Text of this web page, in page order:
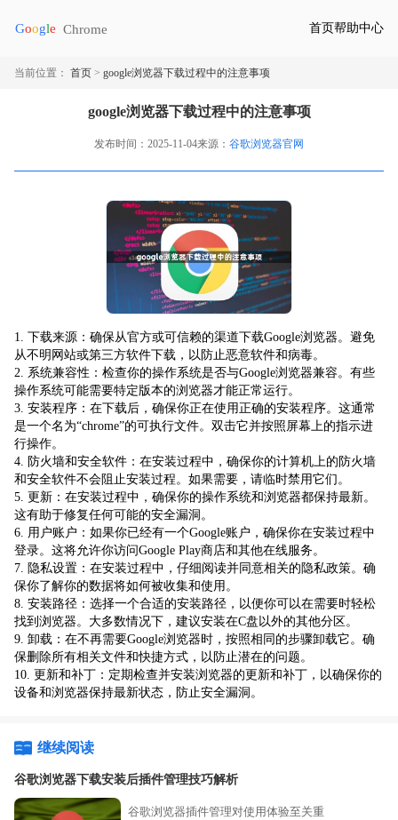
首页帮助中心
当前位置： 首页 > google浏览器下载过程中的注意事项
google浏览器下载过程中的注意事项
发布时间：2025-11-04来源： 谷歌浏览器官网
1. 下载来源：确保从官方或可信赖的渠道下载Google浏览器。避免
从不明网站或第三方软件下载，以防止恶意软件和病毒。
2. 系统兼容性：检查你的操作系统是否与Google浏览器兼容。有些
操作系统可能需要特定版本的浏览器才能正常运行。
3. 安装程序：在下载后，确保你正在使用正确的安装程序。这通常
是一个名为“chrome”的可执行文件。双击它并按照屏幕上的指示进
行操作。
4. 防火墙和安全软件：在安装过程中，确保你的计算机上的防火墙
和安全软件不会阻止安装过程。如果需要，请临时禁用它们。
5. 更新：在安装过程中，确保你的操作系统和浏览器都保持最新。
这有助于修复任何可能的安全漏洞。
6. 用户账户：如果你已经有一个Google账户，确保你在安装过程中
登录。这将允许你访问Google Play商店和其他在线服务。
7. 隐私设置：在安装过程中，仔细阅读并同意相关的隐私政策。确
保你了解你的数据将如何被收集和使用。
8. 安装路径：选择一个合适的安装路径，以便你可以在需要时轻松
找到浏览器。大多数情况下，建议安装在C盘以外的其他分区。
9. 卸载：在不再需要Google浏览器时，按照相同的步骤卸载它。确
保删除所有相关文件和快捷方式，以防止潜在的问题。
10. 更新和补丁：定期检查并安装浏览器的更新和补丁，以确保你的
设备和浏览器保持最新状态，防止安全漏洞。
继续阅读
谷歌浏览器下载安装后插件管理技巧解析
谷歌浏览器插件管理对使用体验至关重